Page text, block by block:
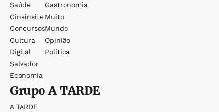
Saúde
Cineinsite
Concursos
Cultura
Digital
Salvador
Economia
Gastronomia
Muito
Mundo
Opinião
Política
GrupoA TARDE
A TARDE